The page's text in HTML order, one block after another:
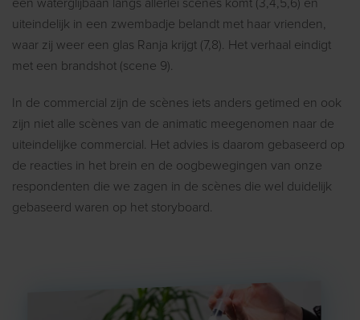
een waterglijbaan langs allerlei scènes komt (3,4,5,6) en
uiteindelijk in een zwembadje belandt met haar vrienden,
waar zij weer een glas Ranja krijgt (7,8). Het verhaal eindigt
met een brandshot (scene 9).
In de commercial zijn de scènes iets anders getimed en ook
zijn niet alle scènes van de animatic meegenomen naar de
uiteindelijke commercial. Het advies is daarom gebaseerd op
de reacties in het brein en de oogbewegingen van onze
respondenten die we zagen in de scènes die wel duidelijk
gebaseerd waren op het storyboard.